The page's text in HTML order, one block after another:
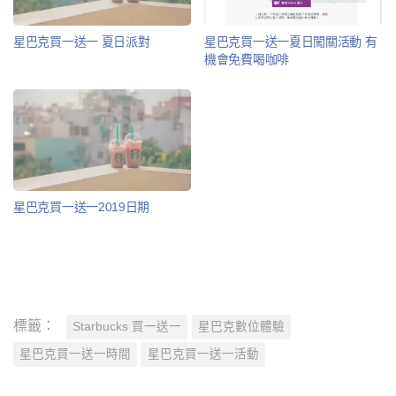
星巴克買一送一 夏日派對
星巴克買一送一夏日闖關活動 有
機會免費喝咖啡
星巴克買一送一2019日期
標籤： Starbucks 買一送一 星巴克數位體驗
星巴克買一送一時間 星巴克買一送一活動